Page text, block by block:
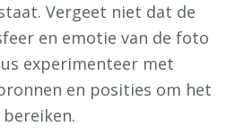
Vergeet niet dat de
en emotie van de foto
experimenteer met
en posities om het